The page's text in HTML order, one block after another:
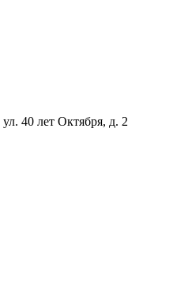
40 лет Октября, д. 2